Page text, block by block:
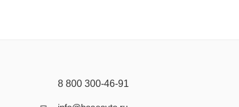
8 800 300-46-91